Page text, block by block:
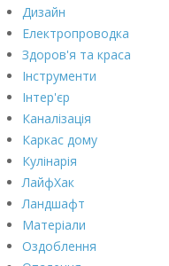
Дизайн
Електропроводка
Здоров'я та краса
Інструменти
Інтер'єр
Каналізація
Каркас дому
Кулінарія
ЛайфХак
Ландшафт
Матеріали
Оздоблення